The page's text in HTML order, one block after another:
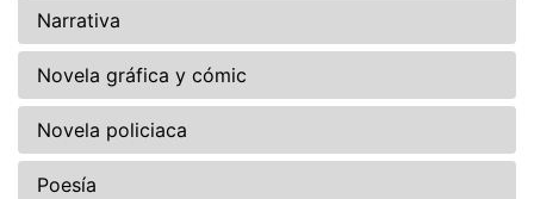
Narrativa
Novela gráfica y cómic
Novela policiaca
Poesía